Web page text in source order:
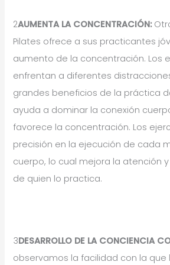
2AUMENTA LA CONCENTRACIÓN:
Pilates ofrece a sus practicantes
aumento de la concentración. Los
enfrentan a diferentes
grandes beneficios de la práctica
ayuda a dominar la conexión
favorece la concentración. Los
precisión en la ejecución de cada
cuerpo, lo cual mejora la atención
de quien lo practica.
3DESARROLLO DE LA CONCIENCIA
observamos la facilidad con la que